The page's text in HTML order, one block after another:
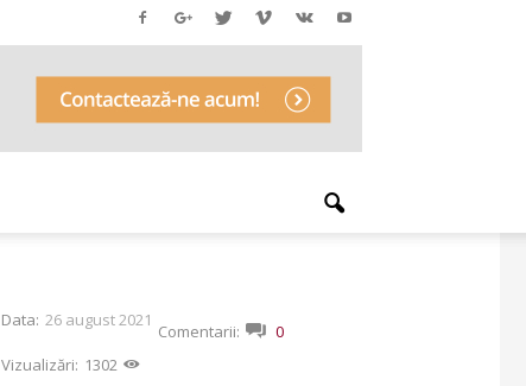
Data: 26 august 2021
Comentarii:
0
Vizualizări: 1302